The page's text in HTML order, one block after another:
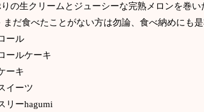
の生クリームとジューシーな完熟メロンを巻
まだ食べたことがない方は勿論、食べ納めにも是
ール
ールケーキ
ーキ
イーツ
リーhagumi